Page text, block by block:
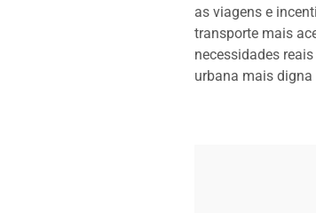
as viagens e
transporte mais
necessidades
urbana mais digna